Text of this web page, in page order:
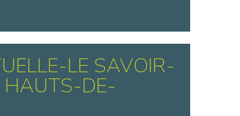
LE SAVOIR-
HAUTS-DE-